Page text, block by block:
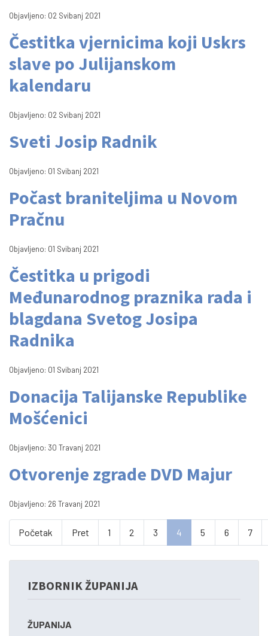
Objavljeno: 02 Svibanj 2021
Čestitka vjernicima koji Uskrs
slave po Julijanskom
kalendaru
Objavljeno: 02 Svibanj 2021
Sveti Josip Radnik
Objavljeno: 01 Svibanj 2021
Počast braniteljima u Novom
Pračnu
Objavljeno: 01 Svibanj 2021
Čestitka u prigodi
Međunarodnog praznika rada i
blagdana Svetog Josipa
Radnika
Objavljeno: 01 Svibanj 2021
Donacija Talijanske Republike
Mošćenici
Objavljeno: 30 Travanj 2021
Otvorenje zgrade DVD Majur
Objavljeno: 26 Travanj 2021
Početak Pret 1 2 3 4 5 6 7
IZBORNIK ŽUPANIJA
ŽUPANIJA